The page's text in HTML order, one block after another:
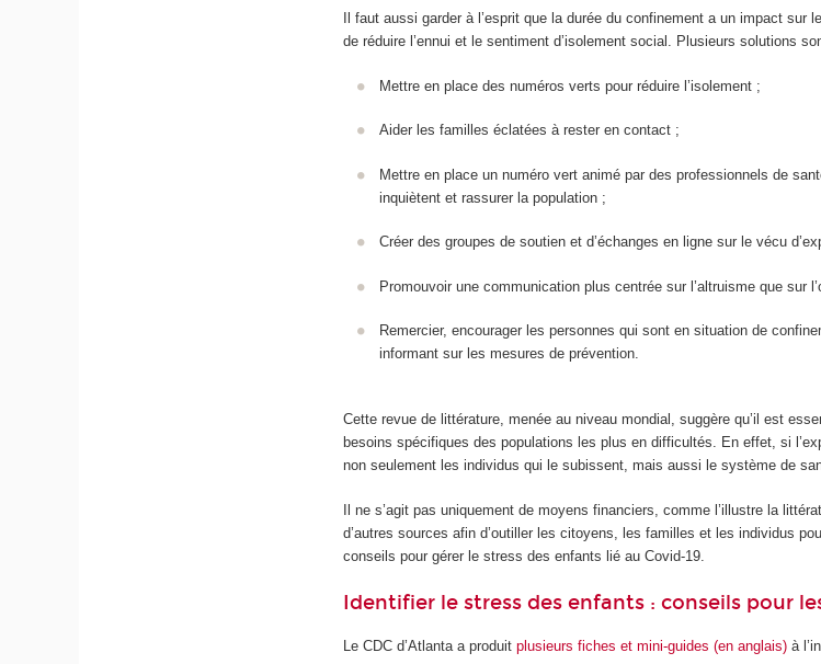
Il faut aussi garder à l’esprit que la durée du confinement a un impact
de réduire l’ennui et le sentiment d’isolement social. Plusieurs solutions
Mettre en place des numéros verts pour réduire l’isolement ;
Aider les familles éclatées à rester en contact ;
Mettre en place un numéro vert animé par des professionnels de
inquiètent et rassurer la population ;
Créer des groupes de soutien et d’échanges en ligne sur le vécu
Promouvoir une communication plus centrée sur l’altruisme que sur
Remercier, encourager les personnes qui sont en situation de
informant sur les mesures de prévention.
Cette revue de littérature, menée au niveau mondial, suggère qu’il est
besoins spécifiques des populations les plus en difficultés. En effet, si
non seulement les individus qui le subissent, mais aussi le système de
Il ne s’agit pas uniquement de moyens financiers, comme l’illustre la
d’autres sources afin d’outiller les citoyens, les familles et les individus
conseils pour gérer le stress des enfants lié au Covid-19.
Identifier le stress des enfants : conseils pour
Le CDC d’Atlanta a produitplusieurs fiches et mini-guides (en anglais) à